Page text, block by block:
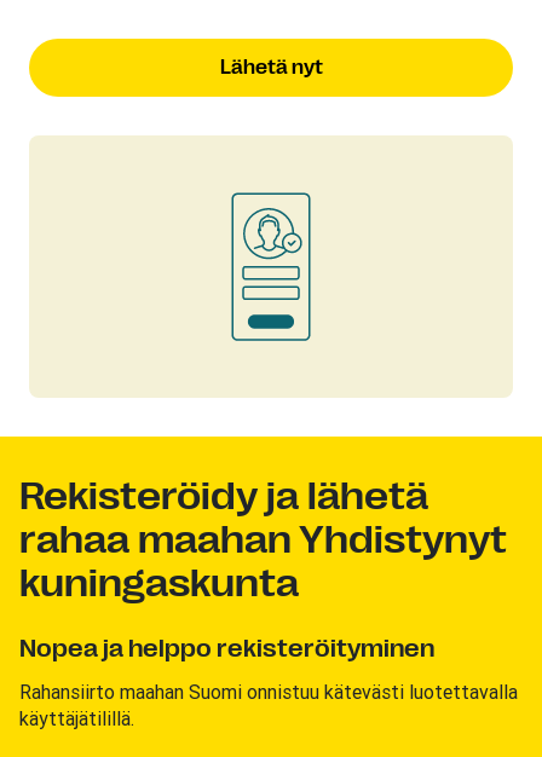
Lähetä nyt
Rekisteröidy ja lähetä
rahaa maahan Yhdistynyt
kuningaskunta
Nopea ja helppo rekisteröityminen
Rahansiirto maahan Suomi onnistuu kätevästi luotettavalla
käyttäjätilillä.